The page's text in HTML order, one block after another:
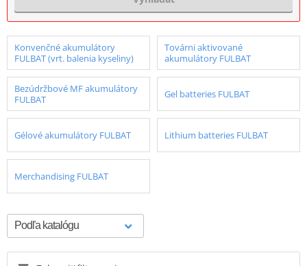
Konvenčné akumulátory
FULBAT (vrt. balenia kyseliny)
Továrni aktivované
akumulátory FULBAT
Bezúdržbové MF akumulátory
FULBAT
Gel batteries FULBAT
Gélové akumulátory FULBAT Lithium batteries FULBAT
Merchandising FULBAT